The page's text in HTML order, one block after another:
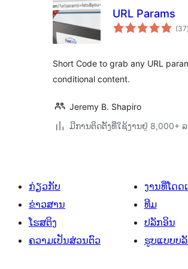
URL Params
(37)
Short Code to grab any URL
conditional content.
Jeremy B. Shapiro
ມີການຕິດຕັ້ງທີ່ໃຊ້ງານຢູ່ 8,000+
ກ່ຽວກັບ
ຂ່າວສານ
ໂຮສຕິງ
ຄວາມເປັນສ່ວນຕົວ
ງານທີ່ໂດດ
ທີມ
ປລັກອິນ
ຮູບແບບບ